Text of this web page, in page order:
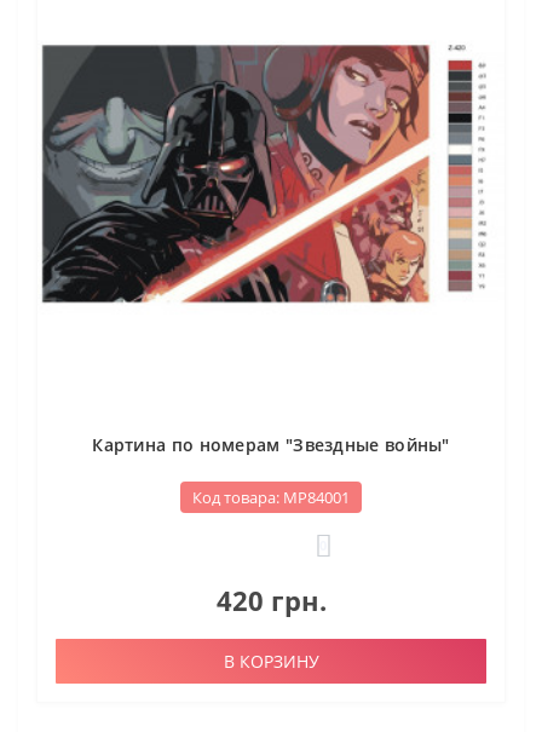
Картина по номерам "Звездные войны"
Код товара: МР84001
420 грн.
В КОРЗИНУ